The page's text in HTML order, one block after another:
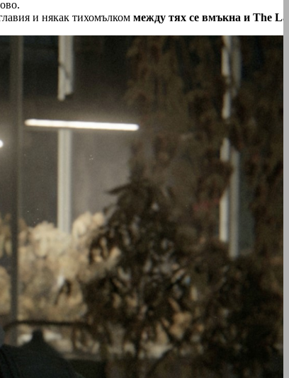
и някак тихомълком между тях се вмъкна и The